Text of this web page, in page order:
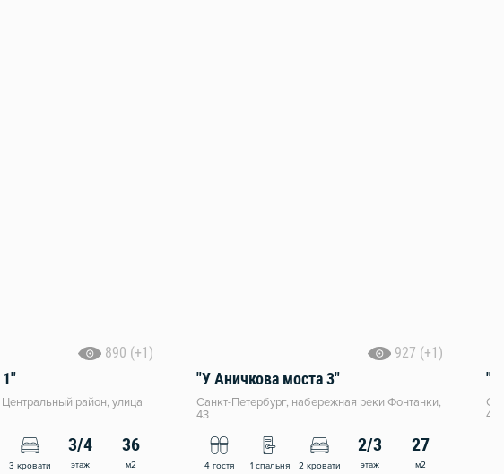
890 (+1)
район, улица
3 кровати
3/4
этаж
36
м2
927 (+1)
"У Аничкова моста 3"
Санкт-Петербург, набережная реки Фонтанки,
43
4 гостя 1 спальня 2 кровати
2/3
этаж
27
м2
"У
43